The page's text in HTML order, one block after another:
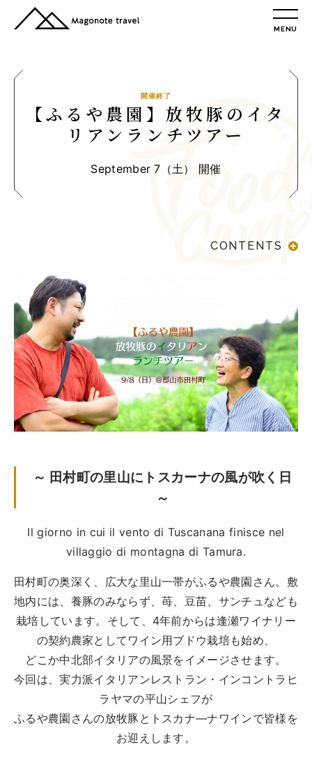
MENU
会社概要
リクルート情報
旅行条件書
孫の手トラベル
トップ
ツアー一覧
参加の流れ
お問合せ
FOOD CAMP
フードキャンプ
ツアー一覧
メール会員登録
お問合せ
Food Camp（English）
BEST TABLE
ベストテーブル
トップ
ご予約
お問合せ
Best Table（English）
開催終了
【ふるや農園】放牧豚のイタ
リアンランチツアー
September 7（土） 開催
CONTENTS
POINT
CAST
キャスト紹介
SCHEDULE
スケジュール
DETAIL
詳細
FLOW
参加の流れ
～ 田村町の里山にトスカーナの風が吹く日
～
Il giorno in cui il vento di Tuscanana finisce nel
villaggio di montagna di Tamura.
田村町の奥深く、広大な里山一帯がふるや農園さん。敷
地内には、養豚のみならず、苺、豆苗、サンチュなども
栽培しています。そして、4年前からは逢瀬ワイナリー
の契約農家としてワイン用ブドウ栽培も始め、
どこか中北部イタリアの風景をイメージさせます。
今回は、実力派イタリアンレストラン・インコントラヒ
ラヤマの平山シェフが
ふるや農園さんの放牧豚とトスカナ―ナワインで皆様を
お迎えします。